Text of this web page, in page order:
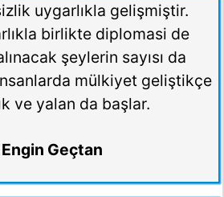
uygarlıkla gelişmiştir.
birlikte diplomasi de
şeylerin sayısı da
mülkiyet geliştikçe
ve yalan da başlar.
Engin Geçtan